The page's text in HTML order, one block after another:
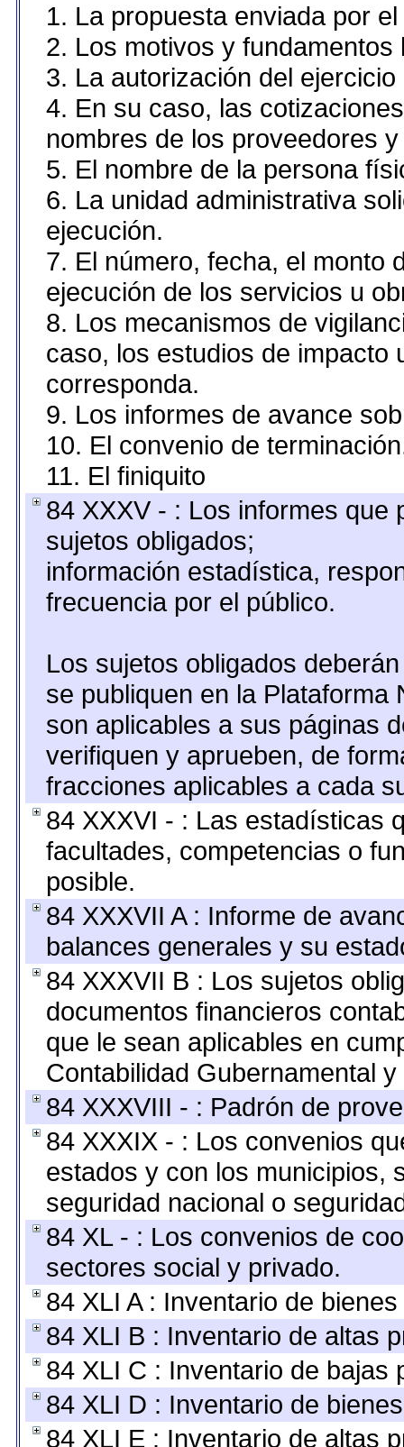
1. La propuesta enviada por
2. Los motivos y
3. La autorización del
4. En su caso, las
nombres de los proveedores
5. El nombre de la persona
6. La unidad administrativa
ejecución.
7. El número, fecha, el monto
ejecución de los servicios u
8. Los mecanismos de
caso, los estudios de impacto
corresponda.
9. Los informes de avance
10. El convenio de
11. El finiquito
84 XXXV - : Los informes que
sujetos obligados;
información estadística,
frecuencia por el público.
Los sujetos obligados
se publiquen en la
son aplicables a sus páginas
verifiquen y aprueben, de
fracciones aplicables a cada
84 XXXVI - : Las estadísticas
facultades, competencias o
posible.
84 XXXVII A : Informe de
balances generales y su
84 XXXVII B : Los sujetos
documentos financieros
que le sean aplicables en
Contabilidad Gubernamental
84 XXXVIII - : Padrón de
84 XXXIX - : Los convenios
estados y con los municipios,
seguridad nacional o
84 XL - : Los convenios de
sectores social y privado.
84 XLI A : Inventario de
84 XLI B : Inventario de altas
84 XLI C : Inventario de bajas
84 XLI D : Inventario de
84 XLI E : Inventario de altas